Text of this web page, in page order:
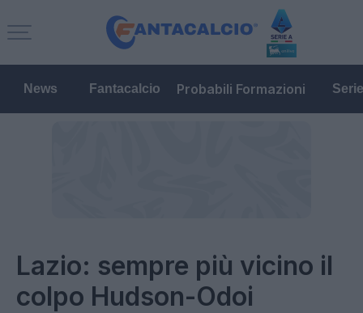
News Fantacalcio Probabili Formazioni
Lazio: sempre più vicino il
colpo Hudson-Odoi